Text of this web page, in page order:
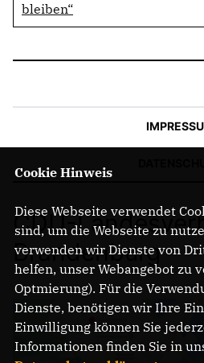
bleiben“
CDU-
Brandenburg
Cookie Hinweis
Diese Webseite verwendet
sind, um die Webseite zu
verwenden wir Dienste von
helfen, unser Webangebot zu
Optmierung). Für die
Dienste, benötigen wir Ihre
Einwilligung können Sie
Informationen finden Sie in